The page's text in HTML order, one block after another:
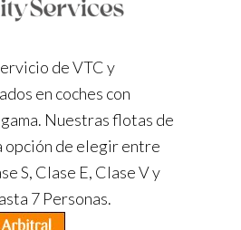
de VTC y
en coches con
Nuestras flotas de
opción de elegir entre
S, Clase E, Clase V y
7 Personas.